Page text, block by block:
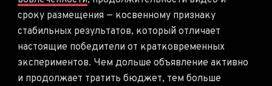
сроку размещения — косвенному признаку
стабильных результатов, который отличает
настоящие победители от кратковременных
экспериментов. Чем дольше объявление активно
и продолжает тратить бюджет, тем больше